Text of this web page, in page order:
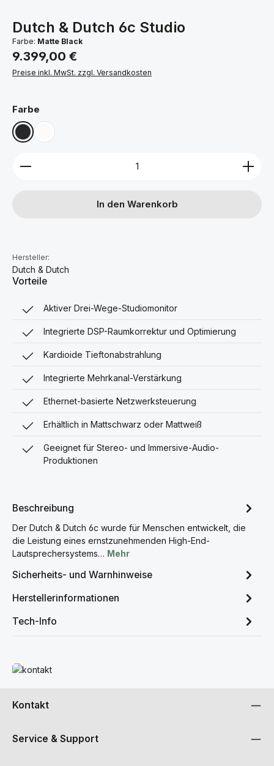
Dutch & Dutch 6c Studio
Farbe: Matte Black
Regulärer Preis:
9.399,00 €
Preise inkl. MwSt. zzgl. Versandkosten
Farbe
Matte BlackMatte White
Produkt Anzahl: Gib den gewünschten Wert ein
In den Warenkorb
Hersteller:
Dutch & Dutch
Vorteile
Aktiver Drei-Wege-Studiomonitor
Integrierte DSP-Raumkorrektur und Optimierung
Kardioide Tieftonabstrahlung
Integrierte Mehrkanal-Verstärkung
Ethernet-basierte Netzwerksteuerung
Erhältlich in Mattschwarz oder Mattweiß
Geeignet für Stereo- und Immersive-Audio-
Produktionen
Beschreibung
Der Dutch & Dutch 6c wurde für Menschen entwickelt, die
die Leistung eines ernstzunehmenden High-End-
Lautsprechersystems… Mehr
Sicherheits- und Warnhinweise
Herstellerinformationen
Tech-Info
Mehr erfahren
Kontakt
Service & Support